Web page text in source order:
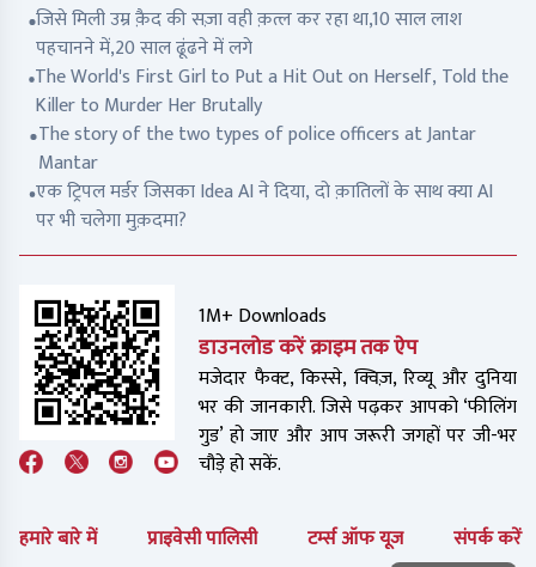
जिसे मिली उम्र क़ैद की सज़ा वही क़त्ल कर रहा था,10 साल लाश
पहचानने में,20 साल ढूंढने में लगे
The World's First Girl to Put a Hit Out on Herself, Told the
Killer to Murder Her Brutally
The story of the two types of police officers at Jantar
Mantar
एक ट्रिपल मर्डर जिसका Idea AI ने दिया, दो क़ातिलों के साथ क्या AI
पर भी चलेगा मुक़दमा?
1M+ Downloads
डाउनलोड करें क्राइम तक ऐप
मजेदार फैक्ट, किस्से, क्विज़, रिव्यू और दुनिया
भर की जानकारी. जिसे पढ़कर आपको ‘फीलिंग
गुड’ हो जाए और आप जरूरी जगहों पर जी-भर
चौड़े हो सकें.
हमारे बारे में प्राइवेसी पालिसी टर्म्स ऑफ यूज
संपर्क करें